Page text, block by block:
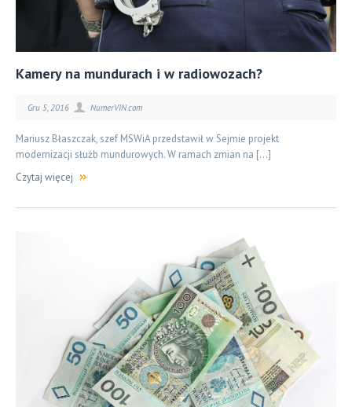
Kamery na mundurach i w radiowozach?
Gru 5, 2016 NumerVIN.com
Mariusz Błaszczak, szef MSWiA przedstawił w Sejmie projekt
modernizacji służb mundurowych. W ramach zmian na […]
Czytaj więcej